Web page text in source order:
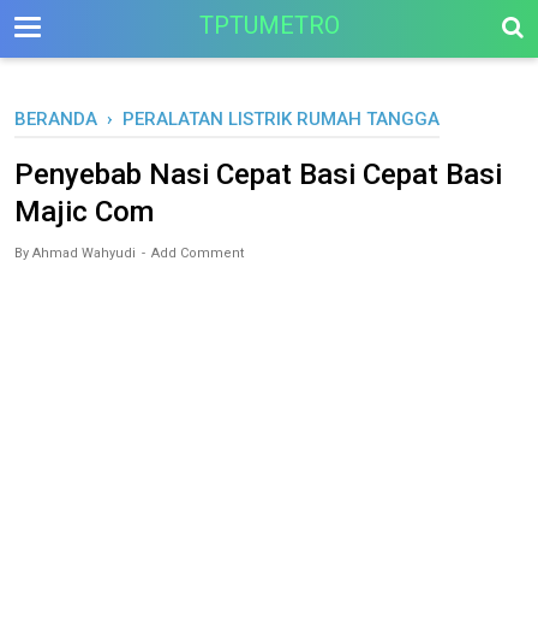
--> TPTUMETRO
BERANDA › PERALATAN LISTRIK RUMAH TANGGA
Penyebab Nasi Cepat Basi Cepat Basi
Majic Com
By Ahmad Wahyudi Add Comment